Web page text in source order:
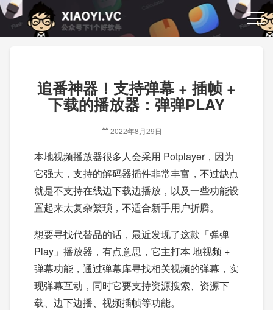
追番神器！支持弹幕 + 插帧 +
下载的播放器：弹弹PLAY
2022年8月29日
本地视频播放器很多人会采用 Potplayer，因为
它强大，支持的解码器插件非常丰富，不过缺点
就是不支持在线边下载边播放，以及一些功能设
置起来太复杂繁琐，不适合新手用户折腾。
想要寻找代替品的话，最近发现了这款「弹弹
Play」播放器，有点意思，它主打本 地视频 +
弹幕功能，通过弹幕库寻找相关视频的弹幕，实
现弹幕互动，同时它要支持资源搜索、资源下
载、边下边播、视频插帧等功能。